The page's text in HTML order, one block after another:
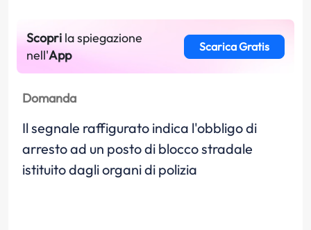
Scopri la spiegazione
nell'App
Scarica Gratis
Domanda
Il segnale raffigurato indica l'obbligo di
arresto ad un posto di blocco stradale
istituito dagli organi di polizia